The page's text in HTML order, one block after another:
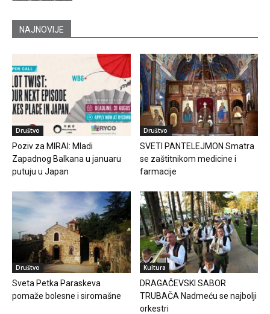
NAJNOVIJE
Društvo
Poziv za MIRAI: Mladi
Zapadnog Balkana u januaru
putuju u Japan
Društvo
SVETI PANTELEJMON Smatra
se zaštitnikom medicine i
farmacije
Društvo
Sveta Petka Paraskeva
pomaže bolesne i siromašne
Kultura
DRAGAČEVSKI SABOR
TRUBAČA Nadmeću se najbolji
orkestri